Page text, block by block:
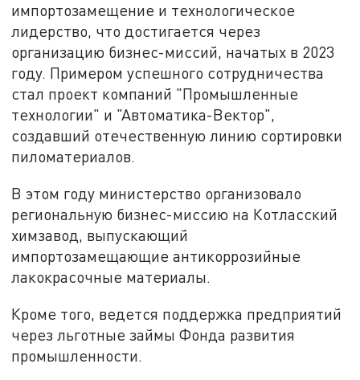
импортозамещение и технологическое
лидерство, что достигается через
организацию бизнес-миссий, начатых в 2023
году. Примером успешного сотрудничества
стал проект компаний "Промышленные
технологии" и "Автоматика-Вектор",
создавший отечественную линию сортировки
пиломатериалов.
В этом году министерство организовало
региональную бизнес-миссию на Котласский
химзавод, выпускающий
импортозамещающие антикоррозийные
лакокрасочные материалы.
Кроме того, ведется поддержка предприятий
через льготные займы Фонда развития
промышленности.